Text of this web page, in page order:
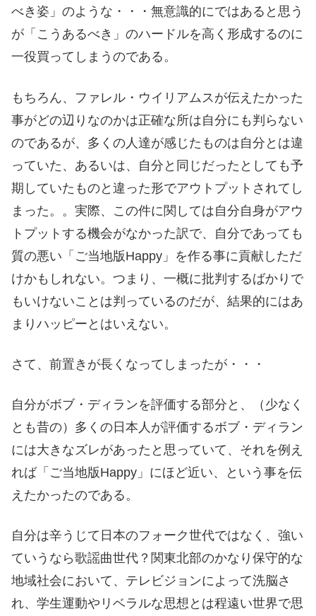
べき姿」のような・・・無意識的にではあると思う
が「こうあるべき」のハードルを高く形成するのに
一役買ってしまうのである。
もちろん、ファレル・ウイリアムスが伝えたかった
事がどの辺りなのかは正確な所は自分にも判らない
のであるが、多くの人達が感じたものは自分とは違
っていた、あるいは、自分と同じだったとしても予
期していたものと違った形でアウトプットされてし
まった。。実際、この件に関しては自分自身がアウ
トプットする機会がなかった訳で、自分であっても
質の悪い「ご当地版Happy」を作る事に貢献しただ
けかもしれない。つまり、一概に批判するばかりで
もいけないことは判っているのだが、結果的にはあ
まりハッピーとはいえない。
さて、前置きが長くなってしまったが・・・
自分がボブ・ディランを評価する部分と、（少なく
とも昔の）多くの日本人が評価するボブ・ディラン
には大きなズレがあったと思っていて、それを例え
れば「ご当地版Happy」にほど近い、という事を伝
えたかったのである。
自分は辛うじて日本のフォーク世代ではなく、強い
ていうなら歌謡曲世代？関東北部のかなり保守的な
地域社会において、テレビジョンによって洗脳さ
れ、学生運動やリベラルな思想とは程遠い世界で思